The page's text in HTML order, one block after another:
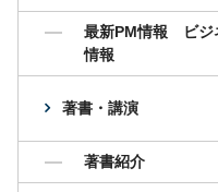
最新PM情報 ビジ
情報
著書・講演
著書紹介